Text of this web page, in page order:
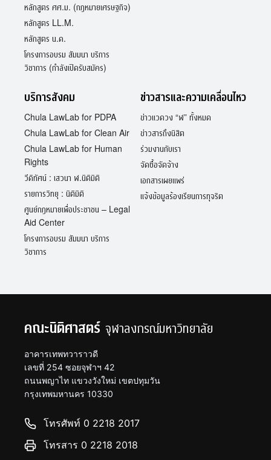
หลักสูตร ศศ.ม. (กฎหมายเศรษฐกิจ)
หลักสูตร LL.M.
หลักสูตร น.ด.
โครงการอบรม สัมมนา บริการ
วิชาการ (กำลังเปิดรับสมัคร)
บริการสังคม
Chula LawLab for PDPA
Chula LawLab for Clean Air
Chula LawLab for Human
Rights
วีดิทัศน์ : เสวนา ฬ.นิติมิติ
รายการวิทยุ : นิติมิติ
ศูนย์กฎหมายเพื่อประชาชน – Legal
Aid Center
โครงการอบรม สัมมนา บริการ
วิชาการ
ข่าวสารและความเคลื่อนไหว
ข่าวแวดวง “ฬ” ทั้งหมด
ข่าวสารถึงนิสิต
ร่วมงานกับเรา
จัดซื้อจัดจ้าง
เอกสารเผยแพร่
แจ้งข้อมูลร้องเรียนการทุจริต
คณะนิติศาสตร์ จุฬาลงกรณ์มหาวิทยาลัย
อาคารเทพทวาราวดี
เลขที่ 254 ซอยจุฬาฯ 42
ถนนพญาไท แขวงวังใหม่ เขตปทุมวัน
กรุงเทพมหานคร 10330
โทรศัพท์ 0 2218 2017
โทรสาร 0 2218 2018